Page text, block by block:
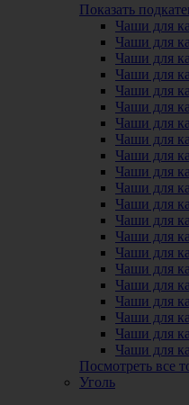
Показать
Чаши для
Чаши для
Чаши для
Чаши для
Чаши для
Чаши для
Чаши для
Чаши для
Чаши для
Чаши для
Чаши для
Чаши для
Чаши для
Чаши для
Чаши для
Чаши для
Чаши для
Чаши для
Чаши для
Чаши для
Чаши для
Посмотреть все
Уголь